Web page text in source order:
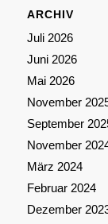
ARCHIV
Juli 2026
Juni 2026
Mai 2026
November
September
November
März 2024
Februar 2024
Dezember